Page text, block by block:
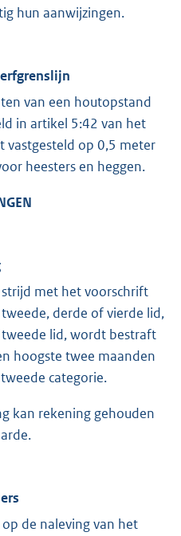
hun aanwijzingen.
van een houtopstand
in artikel 5:42 van het
vastgesteld op 0,5 meter
heesters en heggen.
met het voorschrift
derde of vierde lid,
lid, wordt bestraft
hoogste twee maanden
categorie.
kan rekening gehouden
de naleving van het